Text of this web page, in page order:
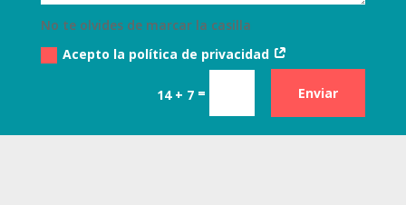
No te olvides de marcar la casilla
Acepto la política de privacidad
14 + 7 = Enviar